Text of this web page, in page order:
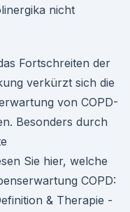
nicht
Fortschreiten der
verkürzt sich die
von COPD-
Besonders durch
Sie hier, welche
COPD:
& Therapie -